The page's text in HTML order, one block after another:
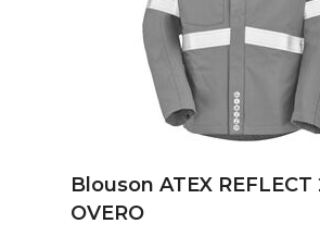
Blouson ATEX REFLECT
OVERO